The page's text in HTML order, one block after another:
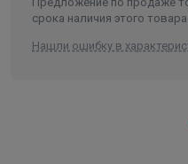
срока наличия этого
Нашли ошибку в